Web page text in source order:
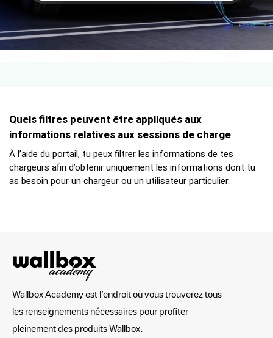
Quels filtres peuvent être appliqués aux
informations relatives aux sessions de charge
À l’aide du portail, tu peux filtrer les informations de tes
chargeurs afin d’obtenir uniquement les informations dont tu
as besoin pour un chargeur ou un utilisateur particulier.
Wallbox Academy est l’endroit où vous trouverez tous
les renseignements nécessaires pour profiter
pleinement des produits Wallbox.